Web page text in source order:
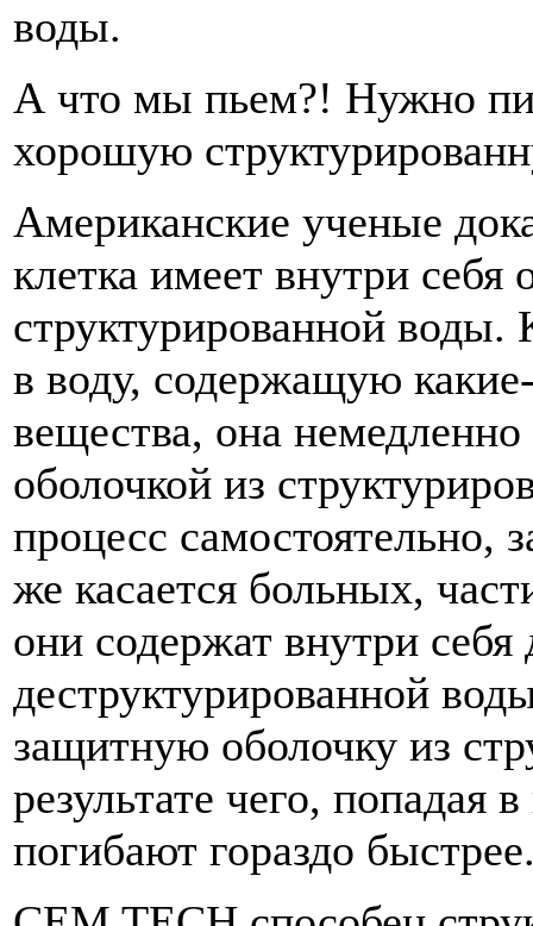
воды.
А что мы пьем?! Нужно
хорошую
Американские ученые
клетка имеет внутри
структурированной воды.
в воду, содержащую
вещества, она
оболочкой из
процесс самостоятельно,
же касается больных,
они содержат внутри
деструктурированной
защитную оболочку из
результате чего, попадая
погибают гораздо